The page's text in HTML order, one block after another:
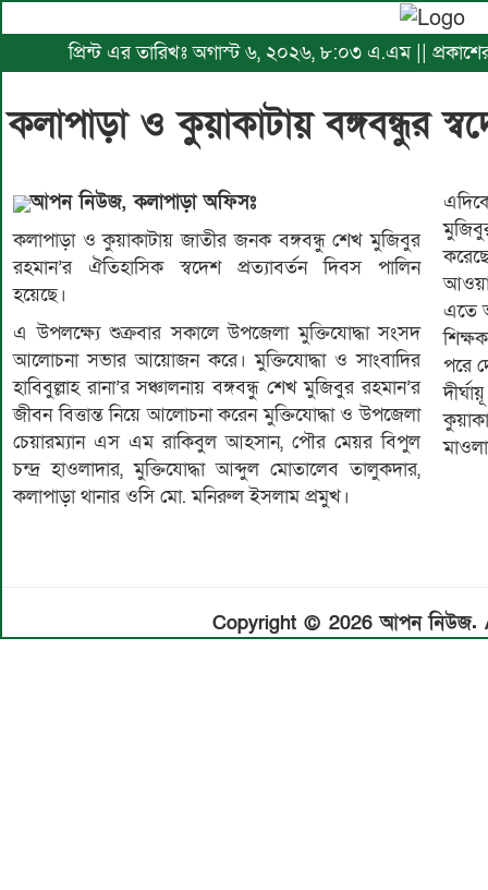
প্রিন্ট এর তারিখঃ অগাস্ট ৬, ২০২৬, ৮:০৩ এ.এম ||
কলাপাড়া ও কুুয়াকাটায় বঙ্গবন্ধুর
আপন নিউজ, কলাপাড়া অফিসঃ
কলাপাড়া ও কুয়াকাটায় জাতীর জনক বঙ্গবন্ধু শেখ মুজিবুর
রহমান’র ঐতিহাসিক স্বদেশ প্রত্যাবর্তন দিবস পালিন
হয়েছে।
এ উপলক্ষ্যে শুক্রবার সকালে উপজেলা মুক্তিযোদ্ধা সংসদ
আলোচনা সভার আয়োজন করে। মুক্তিযোদ্ধা ও সাংবাদির
হাবিবুল্লাহ রানা’র সঞ্চালনায় বঙ্গবন্ধু শেখ মুজিবুর রহমান’র
জীবন বিত্তান্ত নিয়ে আলোচনা করেন মুক্তিযোদ্ধা ও উপজেলা
চেয়ারম্যান এস এম রাকিবুল আহসান, পৌর মেয়র বিপুল
চন্দ্র হাওলাদার, মুক্তিযোদ্ধা আব্দুল মোতালেব তালুকদার,
কলাপাড়া থানার ওসি মো. মনিরুল ইসলাম প্রমুখ।
এতে
পরে
Copyright © 2026 আপন নিউজ.